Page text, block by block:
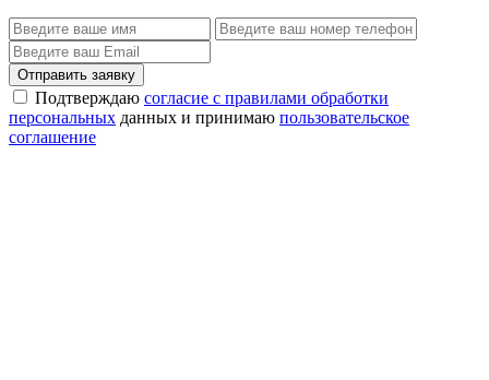
Отправить заявку
Подтверждаю согласие с правилами обработки
персональных данных и принимаю пользовательское
соглашение